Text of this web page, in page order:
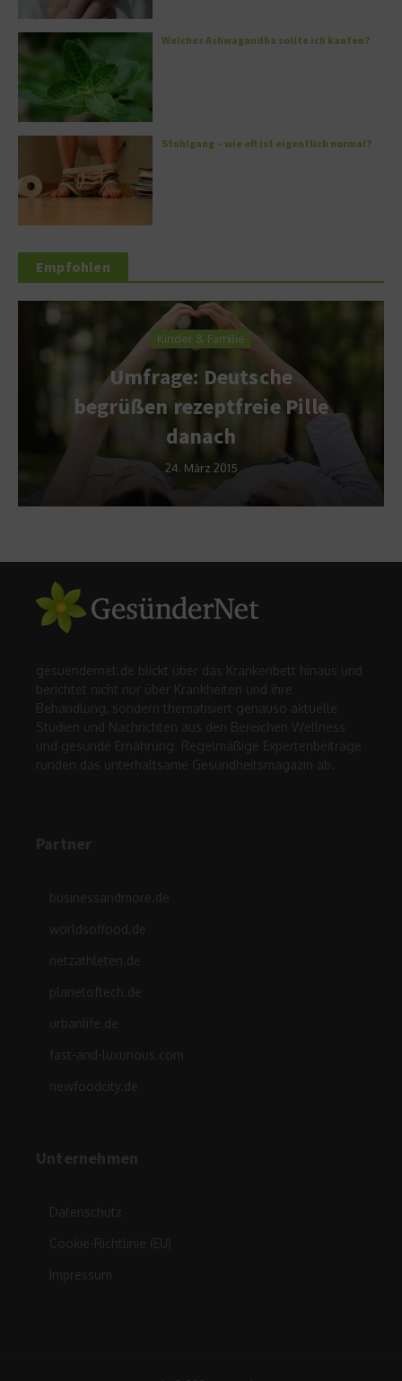
Welches Ashwagandha sollte ich kaufen?
Stuhlgang – wie oft ist eigentlich normal?
Empfohlen
Kinder & Familie
Umfrage: Deutsche
begrüßen rezeptfreie Pille
danach
24. März 2015
gesuendernet.de blickt über das Krankenbett hinaus und
berichtet nicht nur über Krankheiten und ihre
Behandlung, sondern thematisiert genauso aktuelle
Studien und Nachrichten aus den Bereichen Wellness
und gesunde Ernährung. Regelmäßige Expertenbeiträge
runden das unterhaltsame Gesundheitsmagazin ab.
Partner
businessandmore.de
worldsoffood.de
netzathleten.de
planetoftech.de
urbanlife.de
fast-and-luxurious.com
newfoodcity.de
Unternehmen
Datenschutz
Cookie-Richtlinie (EU)
Impressum